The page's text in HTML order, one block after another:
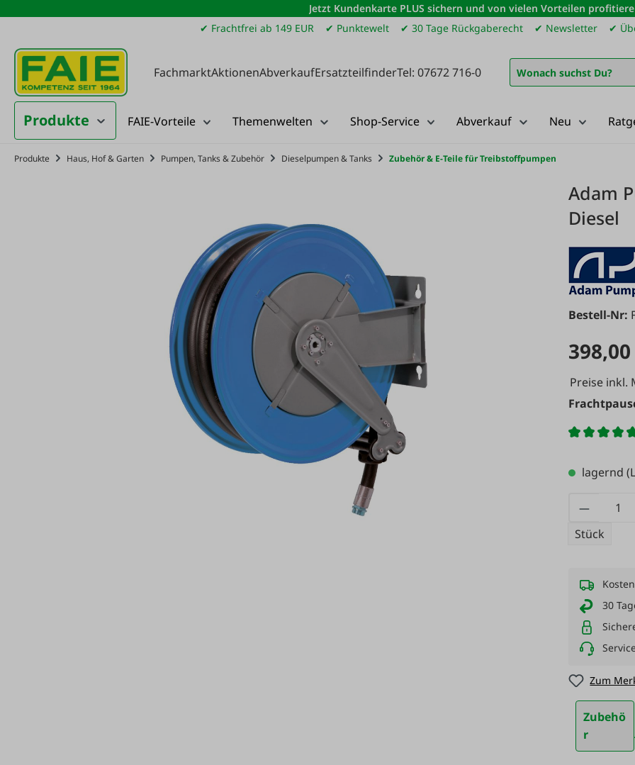
Hauptinhalt springen
Zur Suche springen
Zur Hauptnavigation springen
Jetzt Kundenkarte PLUS sichern und von vielen Vorteilen
✔ Frachtfrei ab 149 EUR
✔ Punktewelt ✔ 30 Tage Rückgaberecht ✔ Newsletter ✔
FachmarktAktionenAbverkaufErsatzteilfinderTel: 07672 716-0
Produkte FAIE-Vorteile Themenwelten Shop-Service Abverkauf Neu
Produkte Haus, Hof & Garten Pumpen, Tanks & Zubehör Dieselpumpen & Tanks Zubehör & E-Teile für Treibstoffpumpen
Adam
Diesel
Bestell-Nr:
Preise inkl.
lagernd
Stück
30
Zum
Zubehö
r